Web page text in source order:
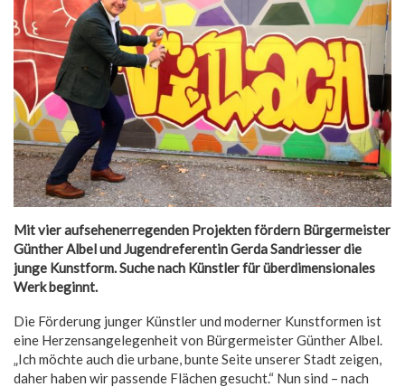
Mit vier aufsehenerregenden Projekten fördern Bürgermeister
Günther Albel und Jugendreferentin Gerda Sandriesser die
junge Kunstform. Suche nach Künstler für überdimensionales
Werk beginnt.
Die Förderung junger Künstler und moderner Kunstformen ist
eine Herzensangelegenheit von Bürgermeister Günther Albel.
„Ich möchte auch die urbane, bunte Seite unserer Stadt zeigen,
daher haben wir passende Flächen gesucht.“ Nun sind – nach